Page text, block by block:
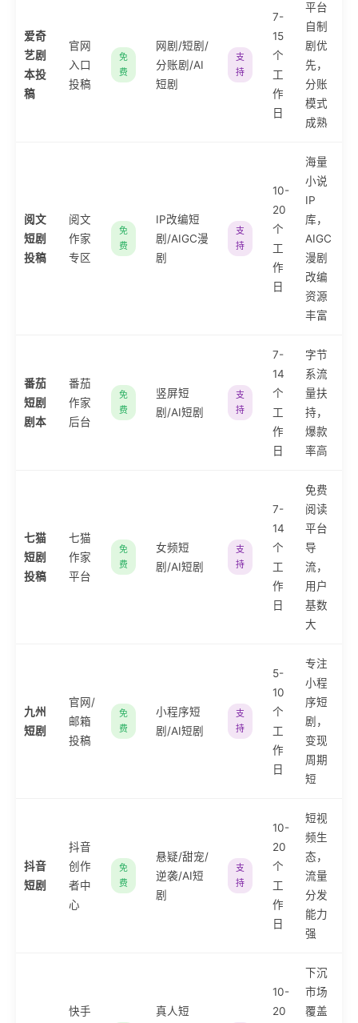
爱奇
艺剧
本投
稿
官网
入口
投稿
免
费
网剧/短剧/
分账剧/AI
短剧
支
持
7-
15
个
工
作
日
平台
自制
剧优
先，
分账
模式
成熟
阅文
短剧
投稿
阅文
作家
专区
免
费
IP改编短
剧/AIGC漫
剧
支
持
10-
20
个
工
作
日
海量
小说
IP
库，
AIGC
漫剧
改编
资源
丰富
番茄
短剧
剧本
番茄
作家
后台
免
费
竖屏短
剧/AI短剧
支
持
7-
14
个
工
作
日
字节
系流
量扶
持，
爆款
率高
七猫
短剧
投稿
七猫
作家
平台
免
费
女频短
剧/AI短剧
支
持
7-
14
个
工
作
日
免费
阅读
平台
导
流，
用户
基数
大
九州
短剧
官网/
邮箱
投稿
免
费
小程序短
剧/AI短剧
支
持
5-
10
个
工
作
日
专注
小程
序短
剧，
变现
周期
短
抖音
短剧
抖音
创作
者中
心
免
费
悬疑/甜宠/
逆袭/AI短
剧
支
持
10-
20
个
工
作
日
短视
频生
态，
流量
分发
能力
强
快手
真人短
10-
20
下沉
市场
覆盖